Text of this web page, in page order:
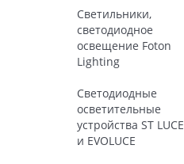
Светильники,
светодиодное
освещение Foton
Lighting
Светодиодные
осветительные
устройства ST LUCE
и EVOLUCE